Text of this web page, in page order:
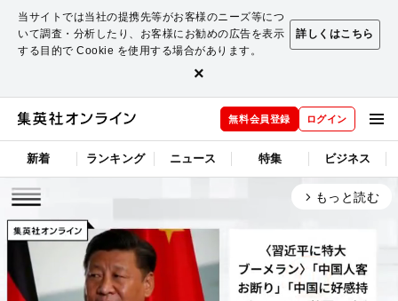
当サイトでは当社の提携先等がお客様のニーズ等につ
いて調査・分析したり、お客様にお勧めの広告を表示
する目的で Cookie を使用する場合があります。
詳しくはこちら
×
無料会員登録 ログイン
新着 ランキング ニュース 特集 ビジネス
arrow_forward_ios もっと読む